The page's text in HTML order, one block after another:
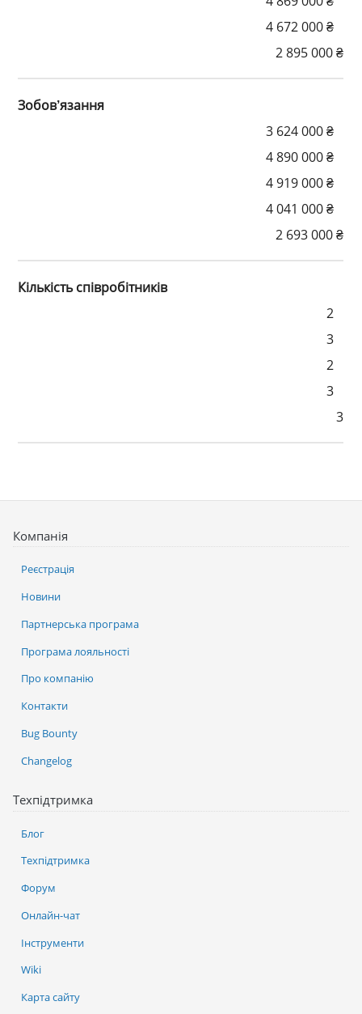
4 672 000 ₴
2 895 000 ₴
Зобов’язання
3 624 000 ₴
4 890 000 ₴
4 919 000 ₴
4 041 000 ₴
2 693 000 ₴
Кількість співробітників
2
3
2
3
3
Компанія
Реєстрація
Новини
Партнерська програма
Програма лояльності
Про компанію
Контакти
Bug Bounty
Changelog
Техпідтримка
Блог
Техпідтримка
Форум
Онлайн-чат
Інструменти
Wiki
Карта сайту